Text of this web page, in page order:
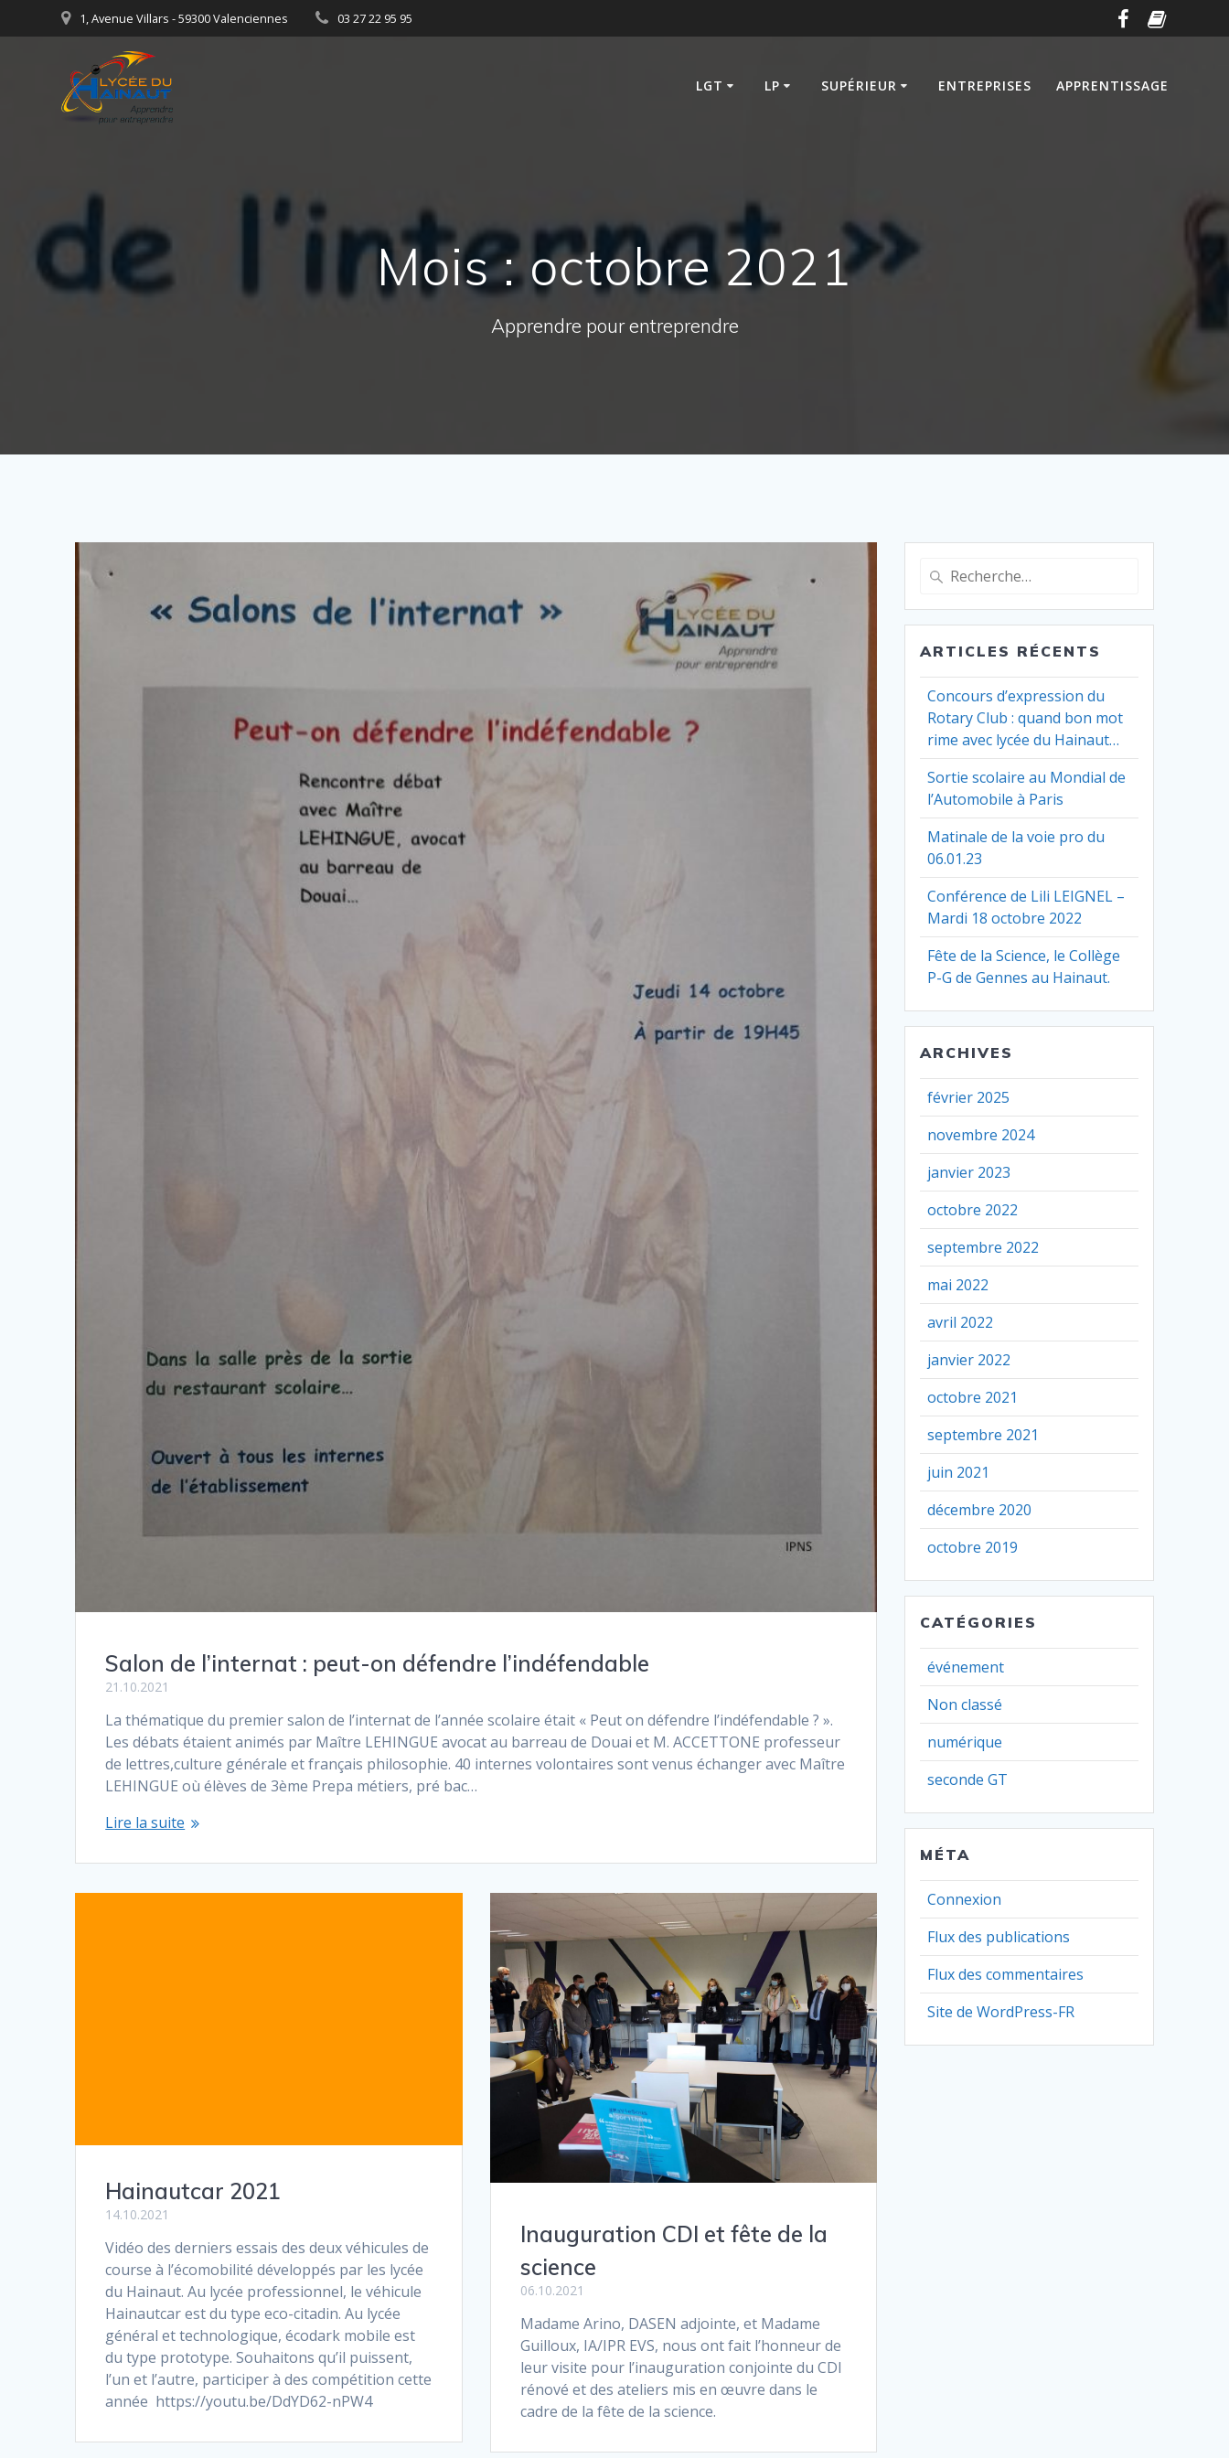
au
1, Avenue Villars - 59300 Valenciennes 03 27 22 95 95
LGT LP SUPÉRIEUR ENTREPRISES APPRENTISSAGE
Mois :octobre 2021
Apprendre pour entreprendre
Salon de l’internat : peut-on défendre l’indéfendable
21.10.2021
La thématique du premier salon de l’internat de l’année scolaire était « Peut on défendre l’indéfendable ? ».
Les débats étaient animés par Maître LEHINGUE avocat au barreau de Douai et M. ACCETTONE professeur
de lettres,culture générale et français philosophie. 40 internes volontaires sont venus échanger avec Maître
LEHINGUE où élèves de 3ème Prepa métiers, pré bac…
Lire la suite
Hainautcar 2021
14.10.2021
Vidéo des derniers essais des deux véhicules de
course à l’écomobilité développés par les lycée
du Hainaut. Au lycée professionnel, le véhicule
Hainautcar est du type eco-citadin. Au lycée
général et technologique, écodark mobile est
du type prototype. Souhaitons qu’il puissent,
l’un et l’autre, participer à des compétition cette
année https://youtu.be/DdYD62-nPW4
Inauguration CDI et fête de la
science
06.10.2021
Madame Arino, DASEN adjointe, et Madame
Guilloux, IA/IPR EVS, nous ont fait l’honneur de
leur visite pour l’inauguration conjointe du CDI
rénové et des ateliers mis en œuvre dans le
cadre de la fête de la science.
Recherche
:
ARTICLES RÉCENTS
Concours d’expression du
Rotary Club : quand bon mot
rime avec lycée du Hainaut…
Sortie scolaire au Mondial de
l’Automobile à Paris
Matinale de la voie pro du
06.01.23
Conférence de Lili LEIGNEL –
Mardi 18 octobre 2022
Fête de la Science, le Collège
P-G de Gennes au Hainaut.
ARCHIVES
février 2025
novembre 2024
janvier 2023
octobre 2022
septembre 2022
mai 2022
avril 2022
janvier 2022
octobre 2021
septembre 2021
juin 2021
décembre 2020
octobre 2019
CATÉGORIES
événement
Non classé
numérique
seconde GT
MÉTA
Connexion
Flux des publications
Flux des commentaires
Site de WordPress-FR